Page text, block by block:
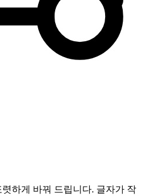
하게 바꿔 드립니다. 글자가 작